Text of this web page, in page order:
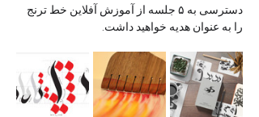
دسترسی به ۵ جلسه از آموزش آفلاین خط ترنج
را به عنوان هدیه خواهید داشت.